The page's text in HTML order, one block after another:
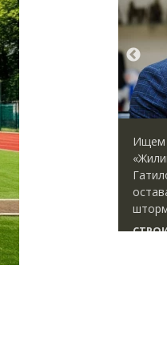
Гендиректор
Юрий
как девелоперу
плаву, когда рынок